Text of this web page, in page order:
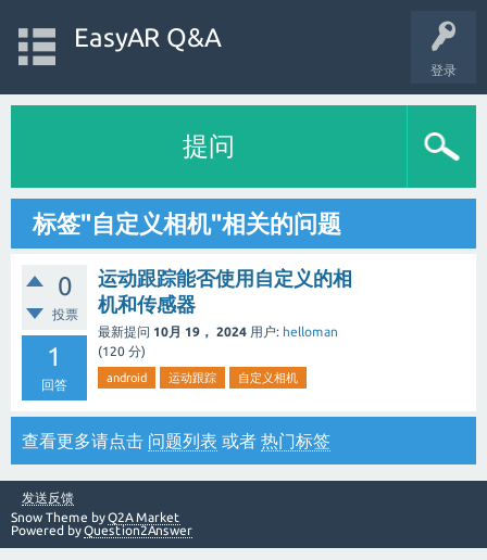
登录
EasyAR Q&A
提问
标签"自定义相机"相关的问题
0
投票
1
回答
运动跟踪能否使用自定义的相
机和传感器
最新提问 10月 19， 2024 用户: helloman
(120 分)
android 运动跟踪 自定义相机
查看更多请点击 问题列表 或者 热门标签
发送反馈
Snow Theme byQ2A Market
Powered byQuestion2Answer